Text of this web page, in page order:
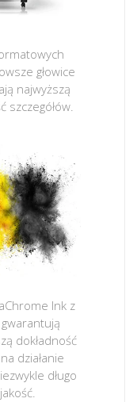
głowice
najwyższą
szczegółów.
Ink z
dokładność
działanie
długo